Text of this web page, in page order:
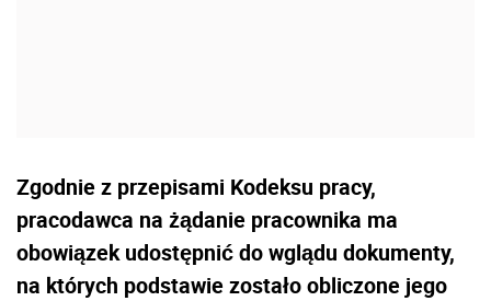
Zgodnie z przepisami Kodeksu pracy,
pracodawca na żądanie pracownika ma
obowiązek udostępnić do wglądu dokumenty,
na których podstawie zostało obliczone jego